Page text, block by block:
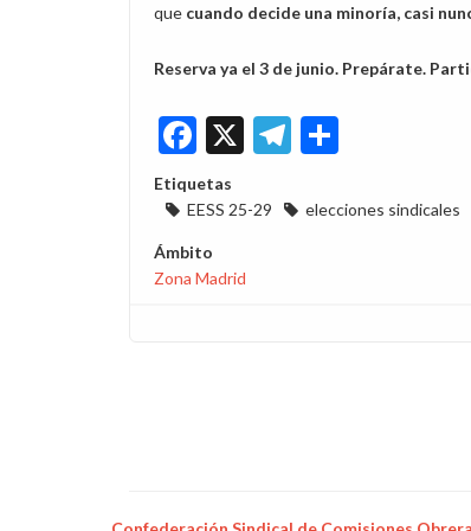
que cuando decide una minoría, casi
Reserva ya el 3 de junio. Prepárate.
Facebook
X Telegram
Etiquetas
EESS 25-29
elecciones sindicales
Ámbito
Zona Madrid